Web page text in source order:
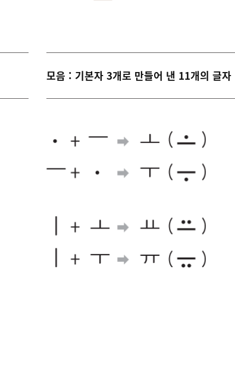
모음 : 기본자 3개로 만들어 낸 11개의 글자